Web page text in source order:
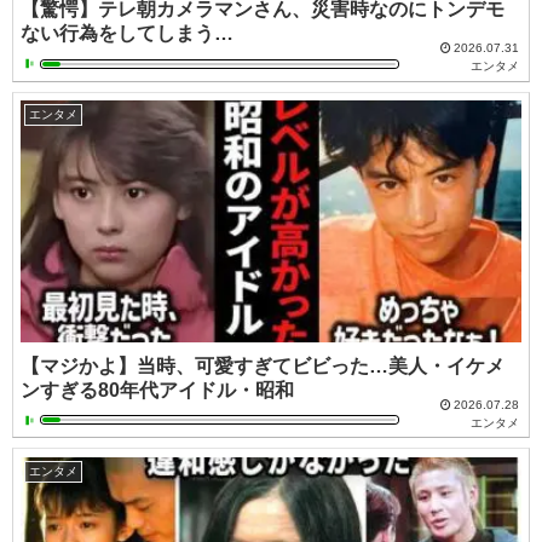
【驚愕】テレ朝カメラマンさん、災害時なのにトンデモ
ない行為をしてしまう…
2026.07.31
エンタメ
エンタメ
【マジかよ】当時、可愛すぎてビビった…美人・イケメ
ンすぎる80年代アイドル・昭和
2026.07.28
エンタメ
エンタメ